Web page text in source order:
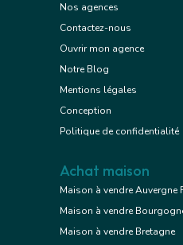
Nos agences
Contactez-nous
Ouvrir mon agence
Notre Blog
Mentions légales
Conception
Politique de confidentialité
Achat maison
Maison à vendre Auvergne
Maison à vendre
Maison à vendre Bretagne